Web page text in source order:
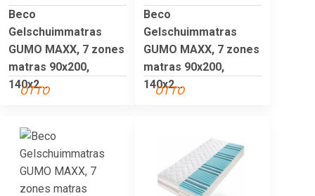
Beco
Gelschuimmatras
GUMO MAXX, 7 zones
matras 90x200,
140x2...
OTTO
Beco
Gelschuimmatras
GUMO MAXX, 7 zones
matras 90x200,
140x2...
OTTO